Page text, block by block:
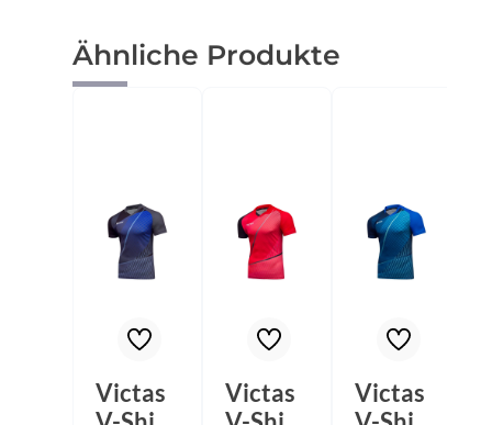
Produktgalerie überspringen
Ähnliche Produkte
Victas
Victas
Victas